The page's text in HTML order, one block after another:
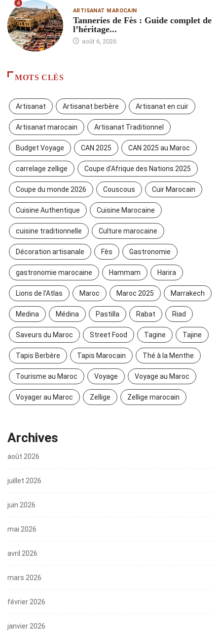
4
ARTISANAT MAROCAIN
Tanneries de Fès : Guide complet de
l’héritage...
août 6, 2026
MOTS CLÉS
Artisanat Artisanat berbère Artisanat en cuir
Artisanat marocain Artisanat Traditionnel
Budget Voyage CAN 2025 CAN 2025 au Maroc
carrelage zellige Coupe d'Afrique des Nations 2025
Coupe du monde 2026 Couscous Cuir Marocain
Cuisine Authentique Cuisine Marocaine
cuisine traditionnelle Culture marocaine
Décoration artisanale Fès Gastronomie
gastronomie marocaine Hammam Harira
Lions de l’Atlas Maroc Maroc 2025 Marrakech
Medina Médina Pastilla Rabat Riad
Saveurs du Maroc Street Food Tagine Tajine
Tapis Berbère Tapis Marocain Thé à la Menthe
Tourisme au Maroc Voyage Voyage au Maroc
Voyager au Maroc Zellige Zellige marocain
Archives
août 2026
juillet 2026
juin 2026
mai 2026
avril 2026
mars 2026
février 2026
janvier 2026